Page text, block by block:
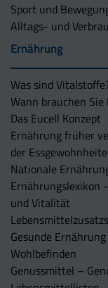
Sport und
Alltags- und
Ernährung
Was sind
Wann brauchen
Das Eucell Konzept
Ernährung früher
der
Nationale
Ernährungslexikon
und Vitalität
Gesunde
Wohlbefinden
Genussmittel –